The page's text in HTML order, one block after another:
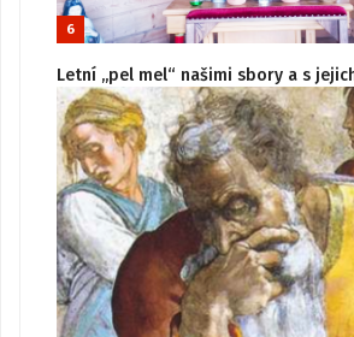
6
Letní „pel mel“ našimi sbory a s